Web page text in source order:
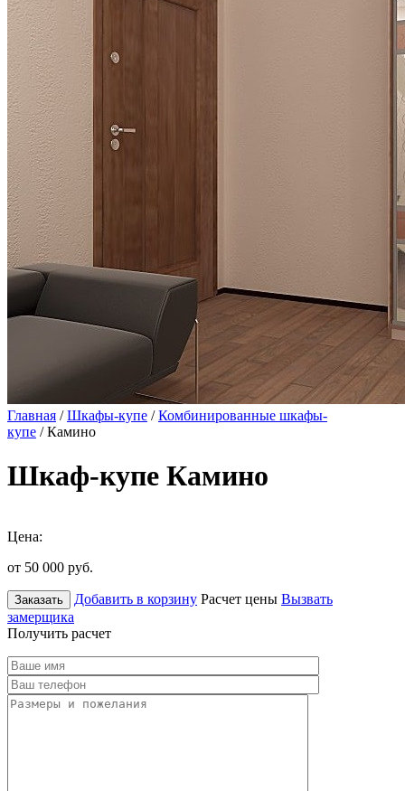
Главная /Шкафы-купе /Комбинированные шкафы-
купе / Камино
Шкаф-купе Камино
Цена:
от 50 000 руб.
Заказать Добавить в корзину Расчет цены Вызвать
замерщика
Получить расчет